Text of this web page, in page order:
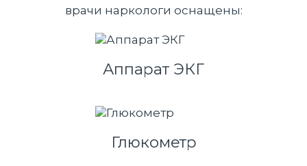
врачи наркологи оснащены:
Аппарат ЭКГ
Глюкометр